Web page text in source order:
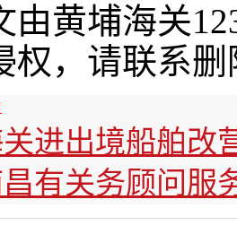
由黄埔海关
权，请联系删
进出境船舶改
有关务顾问服